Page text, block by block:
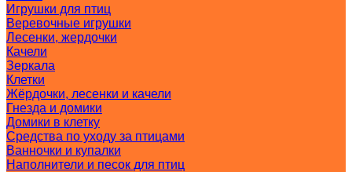
Игрушки для птиц
Веревочные игрушки
Лесенки, жердочки
Качели
Зеркала
Клетки
Жёрдочки, лесенки и качели
Гнезда и домики
Домики в клетку
Средства по уходу за птицами
Ванночки и купалки
Наполнители и песок для птиц